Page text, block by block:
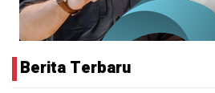
Berita Terbaru